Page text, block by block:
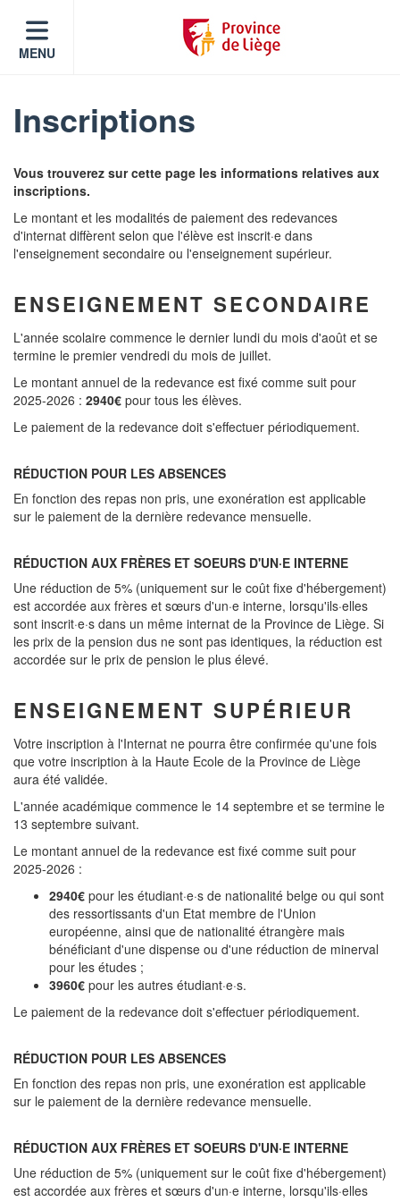
MENU
Inscriptions
Vous trouverez sur cette page les informations relatives aux
inscriptions.
Le montant et les modalités de paiement des redevances
d'internat diffèrent selon que l'élève est inscrit·e dans
l'enseignement secondaire ou l'enseignement supérieur.
ENSEIGNEMENT SECONDAIRE
L'année scolaire commence le dernier lundi du mois d'août et se
termine le premier vendredi du mois de juillet.
Le montant annuel de la redevance est fixé comme suit pour
2025-2026 : 2940€ pour tous les élèves.
Le paiement de la redevance doit s'effectuer périodiquement.
RÉDUCTION POUR LES ABSENCES
En fonction des repas non pris, une exonération est applicable
sur le paiement de la dernière redevance mensuelle.
RÉDUCTION AUX FRÈRES ET SOEURS D'UN·E INTERNE
Une réduction de 5% (uniquement sur le coût fixe d'hébergement)
est accordée aux frères et sœurs d'un·e interne, lorsqu'ils·elles
sont inscrit·e·s dans un même internat de la Province de Liège. Si
les prix de la pension dus ne sont pas identiques, la réduction est
accordée sur le prix de pension le plus élevé.
ENSEIGNEMENT SUPÉRIEUR
Votre inscription à l'Internat ne pourra être confirmée qu'une fois
que votre inscription à la Haute Ecole de la Province de Liège
aura été validée.
L'année académique commence le 14 septembre et se termine le
13 septembre suivant.
Le montant annuel de la redevance est fixé comme suit pour
2025-2026 :
2940€ pour les étudiant·e·s de nationalité belge ou qui sont
des ressortissants d'un Etat membre de l'Union
européenne, ainsi que de nationalité étrangère mais
bénéficiant d'une dispense ou d'une réduction de minerval
pour les études ;
3960€ pour les autres étudiant·e·s.
Le paiement de la redevance doit s'effectuer périodiquement.
RÉDUCTION POUR LES ABSENCES
En fonction des repas non pris, une exonération est applicable
sur le paiement de la dernière redevance mensuelle.
RÉDUCTION AUX FRÈRES ET SOEURS D'UN·E INTERNE
Une réduction de 5% (uniquement sur le coût fixe d'hébergement)
est accordée aux frères et sœurs d'un·e interne, lorsqu'ils·elles